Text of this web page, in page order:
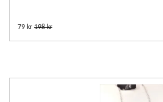
79 kr 198 kr